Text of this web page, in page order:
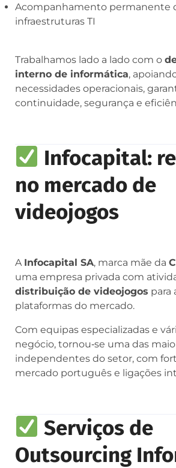
Acompanhamento permanente
infraestruturas TI
Trabalhamos lado a lado com o
interno de informática,
necessidades operacionais,
continuidade, segurança e
Infocapital:
no mercado de
videojogos
A Infocapital SA, marca mãe da
uma empresa privada com
distribuição de videojogos para
plataformas do mercado.
Com equipas especializadas e
negócio, tornou‑se uma das
independentes do setor, com
mercado português e ligações
Serviços de
Outsourcing